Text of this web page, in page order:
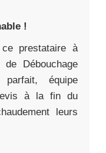
!
prestataire à
Débouchage
équipe
à la fin du
leurs